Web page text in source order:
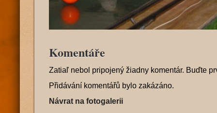
Komentáře
Zatiaľ nebol pripojený žiadny komentár. Buďte
Přidávání komentářů bylo zakázáno.
Návrat na fotogalerii